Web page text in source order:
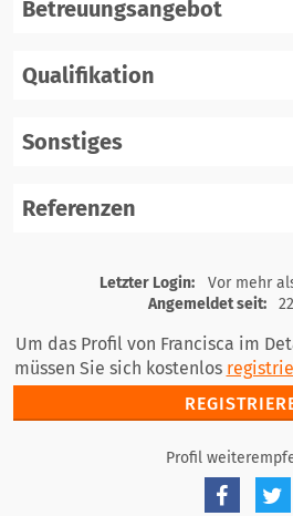
Betreuungsangebot
Qualifikation
Sonstiges
Referenzen
Letzter Login:
Vor mehr
Angemeldet seit:
Um das Profil von Francisca im
müssen Sie sich kostenlos
Profil